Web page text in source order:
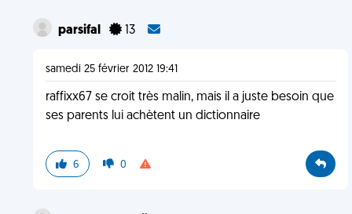
parsifal 13
samedi 25 février 2012 19:41
raffixx67 se croit très malin, mais il a juste besoin que
ses parents lui achètent un dictionnaire
6 0